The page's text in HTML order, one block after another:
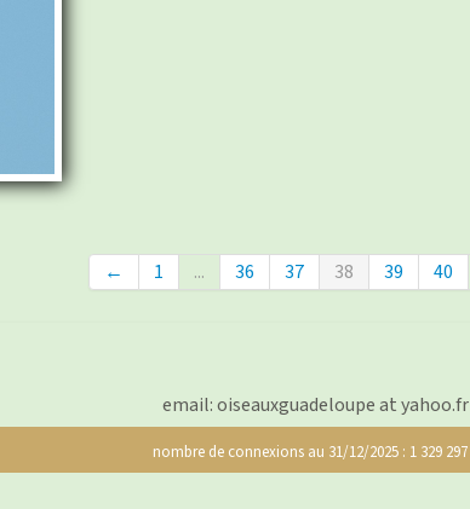
← 1 ... 36 37 38 39 40
email: oiseauxguadeloupe at yahoo.fr
nombre de connexions au 31/12/2025 : 1 329 297